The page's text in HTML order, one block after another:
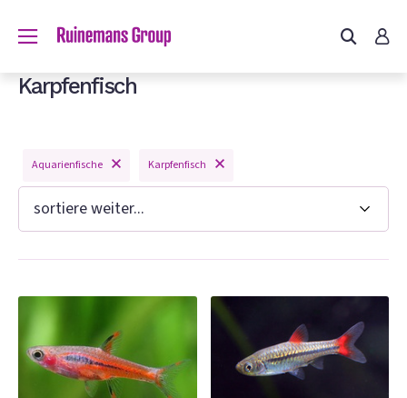
Karpfenfisch
Aquarienfische Karpfenfisch